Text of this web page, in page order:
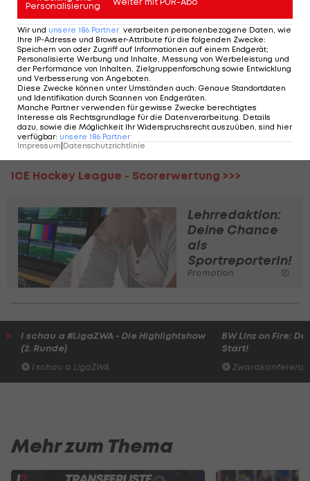
Durch den Sieg rückt Olimpija Ljubljana (1,656
Punkte/Partie) bis auf den 4. Rang derICE Hockey
Leaguevor, Dornbirn bleibt mit einem Schnitt von
0,943 Punkten pro Spiel Vorletzter.
ICE Hockey League - Spielplan/Ergebnisse >>>
ICE Hockey League - Tabelle >>>
ICE Hockey League - Scorerwertung >>>
Lehrredaktion:
Deine Chance
als
SportreporterIn!
Promotion
I schau a #LigaZWA - Die Highlightshow
(2. Runde)
I schau a LigaZWA
BW Linz on Fire:
Start!
Zwarakonferenz
Mehr zum Thema
Personalisierung
Wir und unsere 186 Partner verarbeiten personenbezogene Daten, wie
Ihre IP-Adresse und Browser-Attribute für die folgenden Zwecke:
Speichern von oder Zugriff auf Informationen auf einem Endgerät;
Personalisierte Werbung und Inhalte, Messung von Werbeleistung und
der Performance von Inhalten, Zielgruppenforschung sowie Entwicklung
und Verbesserung von Angeboten.
Diese Zwecke können unter Umständen auch: Genaue Standortdaten
und Identifikation durch Scannen von Endgeräten.
Manche Partner verwenden für gewisse Zwecke berechtigtes
Interesse als Rechtsgrundlage für die Datenverarbeitung. Details
dazu, sowie die Möglichkeit Ihr Widerspruchsrecht auszuüben, sind hier
verfügbar: unsere 186 Partner
Impressum Datenschutzrichtlinie